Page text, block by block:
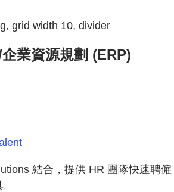
grid width 10, divider
業資源規劃 (ERP)
結合，提供 HR 團隊快速聘僱